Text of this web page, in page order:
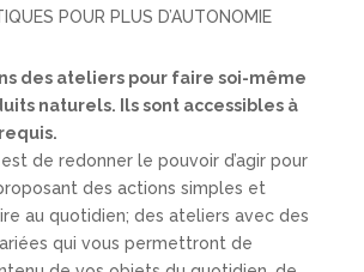
POUR PLUS D’AUTONOMIE
des ateliers pour faire soi-même
naturels. Ils sont accessibles à
de redonner le pouvoir d’agir pour
des actions simples et
au quotidien; des ateliers avec des
qui vous permettront de